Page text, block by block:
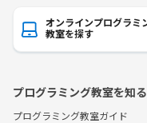
オンラインプログラミ
教室を探す
プログラミング教室を知る
プログラミング教室ガイド